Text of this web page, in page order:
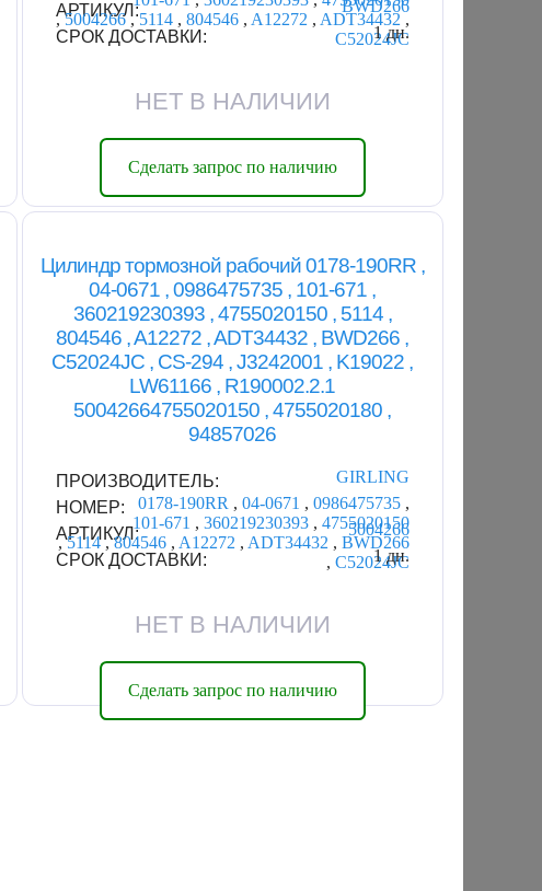
,5004266,5114 , 804546 , A12272 , ADT34432 ,
C52024JC
АРТИКУЛ:
BWD266
СРОК ДОСТАВКИ:
1 дн.
НЕТ В НАЛИЧИИ
Сделать запрос по наличию
Цилиндр тормозной рабочий 0178-190RR ,
04-0671 , 0986475735 , 101-671 ,
360219230393 , 4755020150 , 5114 ,
804546 , A12272 , ADT34432 , BWD266 ,
C52024JC , CS-294 , J3242001 , K19022 ,
LW61166 , R190002.2.1
50042664755020150 , 4755020180 ,
94857026
ПРОИЗВОДИТЕЛЬ:
GIRLING
НОМЕР:
0178-190RR , 04-0671 , 0986475735 ,
101-671 , 360219230393 , 4755020150
,5114,804546 , A12272 , ADT34432 , BWD266
, C52024JC
АРТИКУЛ:
5004266
СРОК ДОСТАВКИ:
1 дн.
НЕТ В НАЛИЧИИ
Сделать запрос по наличию